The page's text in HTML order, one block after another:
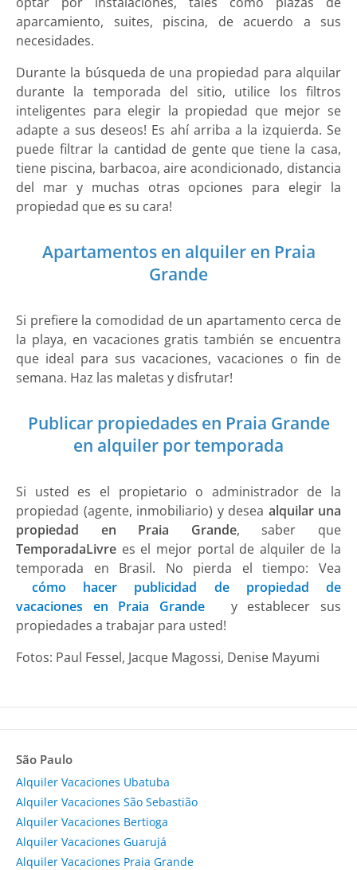
aparcamiento, suites, piscina, de acuerdo a sus
necesidades.
Durante la búsqueda de una propiedad para alquilar
durante la temporada del sitio, utilice los filtros
inteligentes para elegir la propiedad que mejor se
adapte a sus deseos! Es ahí arriba a la izquierda. Se
puede filtrar la cantidad de gente que tiene la casa,
tiene piscina, barbacoa, aire acondicionado, distancia
del mar y muchas otras opciones para elegir la
propiedad que es su cara!
Apartamentos en alquiler en Praia
Grande
Si prefiere la comodidad de un apartamento cerca de
la playa, en vacaciones gratis también se encuentra
que ideal para sus vacaciones, vacaciones o fin de
semana. Haz las maletas y disfrutar!
Publicar propiedades en Praia Grande
en alquiler por temporada
Si usted es el propietario o administrador de la
propiedad (agente, inmobiliario) y desea alquilar una
propiedad en Praia Grande, saber que
TemporadaLivre es el mejor portal de alquiler de la
temporada en Brasil. No pierda el tiempo: Vea
cómo hacer publicidad de propiedad de
vacaciones en Praia Grande
y establecer sus
propiedades a trabajar para usted!
Fotos: Paul Fessel, Jacque Magossi, Denise Mayumi
São Paulo
Alquiler Vacaciones Ubatuba
Alquiler Vacaciones São Sebastião
Alquiler Vacaciones Bertioga
Alquiler Vacaciones Guarujá
Alquiler Vacaciones Praia Grande